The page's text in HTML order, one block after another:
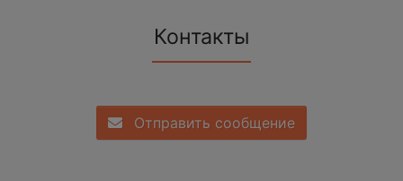
Контакты
Отправить сообщение